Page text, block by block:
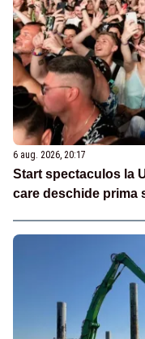
6 aug. 2026, 20:17
Start spectaculos la
care deschide prima